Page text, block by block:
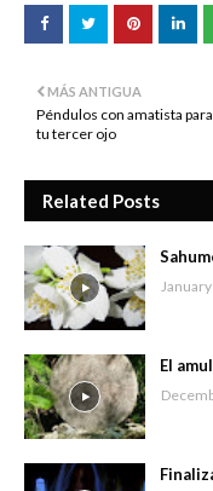
MÁS ANTIGUA
Péndulos con amatista
tu tercer ojo
Related Posts
El